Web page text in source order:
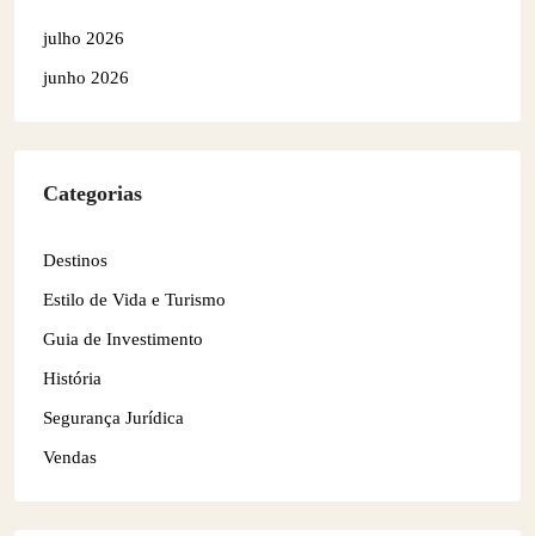
julho 2026
junho 2026
Categorias
Destinos
Estilo de Vida e Turismo
Guia de Investimento
História
Segurança Jurídica
Vendas